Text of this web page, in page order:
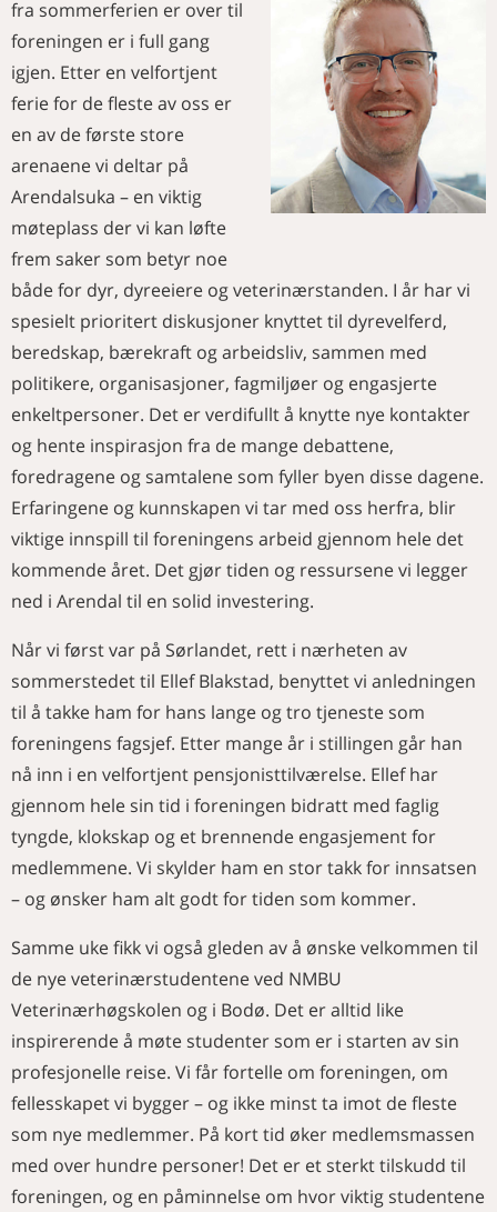
Metanreduserende fôrvarer til
Informasjon om helseprosjektet
for gordon settere og engelsk
settere
Aktuelle sykdomsutbrudd og
diagnoser
Ny metode for egguttak på gris
kan gi bedre dyrevelferd og økt
effektivitet i avlsarbeid
veterinær!
Frå Adamstua til Vega
NAVN
Merkedager i september
Nye medlemmer
MINNEORD
Jorun Tharaldsen
Gro Voldner Birkeland
KURS OG MØTER
fra sommerferien er over til
foreningen er i full gang
igjen. Etter en velfortjent
ferie for de fleste av oss er
en av de første store
arenaene vi deltar på
Arendalsuka – en viktig
møteplass der vi kan løfte
frem saker som betyr noe
både for dyr, dyreeiere og veterinærstanden. I år har vi
spesielt prioritert diskusjoner knyttet til dyrevelferd,
beredskap, bærekraft og arbeidsliv, sammen med
politikere, organisasjoner, fagmiljøer og engasjerte
enkeltpersoner. Det er verdifullt å knytte nye kontakter
og hente inspirasjon fra de mange debattene,
foredragene og samtalene som fyller byen disse dagene.
Erfaringene og kunnskapen vi tar med oss herfra, blir
viktige innspill til foreningens arbeid gjennom hele det
kommende året. Det gjør tiden og ressursene vi legger
ned i Arendal til en solid investering.
Når vi først var på Sørlandet, rett i nærheten av
sommerstedet til Ellef Blakstad, benyttet vi anledningen
til å takke ham for hans lange og tro tjeneste som
foreningens fagsjef. Etter mange år i stillingen går han
nå inn i en velfortjent pensjonisttilværelse. Ellef har
gjennom hele sin tid i foreningen bidratt med faglig
tyngde, klokskap og et brennende engasjement for
medlemmene. Vi skylder ham en stor takk for innsatsen
– og ønsker ham alt godt for tiden som kommer.
Samme uke fikk vi også gleden av å ønske velkommen til
de nye veterinærstudentene ved NMBU
Veterinærhøgskolen og i Bodø. Det er alltid like
inspirerende å møte studenter som er i starten av sin
profesjonelle reise. Vi får fortelle om foreningen, om
fellesskapet vi bygger – og ikke minst ta imot de fleste
som nye medlemmer. På kort tid øker medlemsmassen
med over hundre personer! Det er et sterkt tilskudd til
foreningen, og en påminnelse om hvor viktig studentene